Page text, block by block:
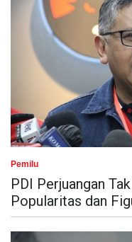
Pemilu
PDI Perjuangan
Popularitas dan